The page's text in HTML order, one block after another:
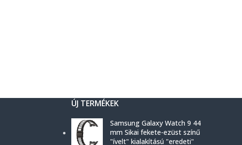
ÚJ TERMÉKEK
Samsung Galaxy Watch 9 44
mm Sikai fekete-ezüst színű
"ívelt" kialakítású "eredeti"